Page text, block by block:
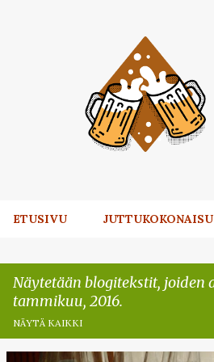
ETUSIVU
Näytetään blogitekstit, joiden
tammikuu, 2016.
NÄYTÄ KAIKKI